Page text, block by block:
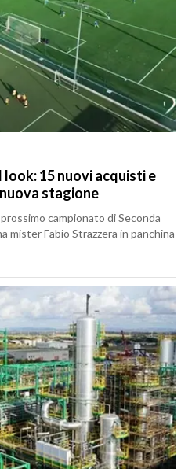
look: 15 nuovi acquisti e
stagione
campionato di Seconda
mister Fabio Strazzera in panchina